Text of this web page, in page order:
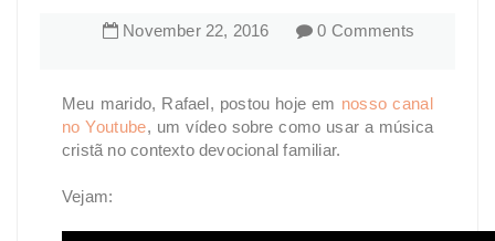
November 22, 2016 0 Comments
Meu marido, Rafael, postou hoje em nosso canal
no Youtube, um vídeo sobre como usar a música
cristã no contexto devocional familiar.
Vejam: